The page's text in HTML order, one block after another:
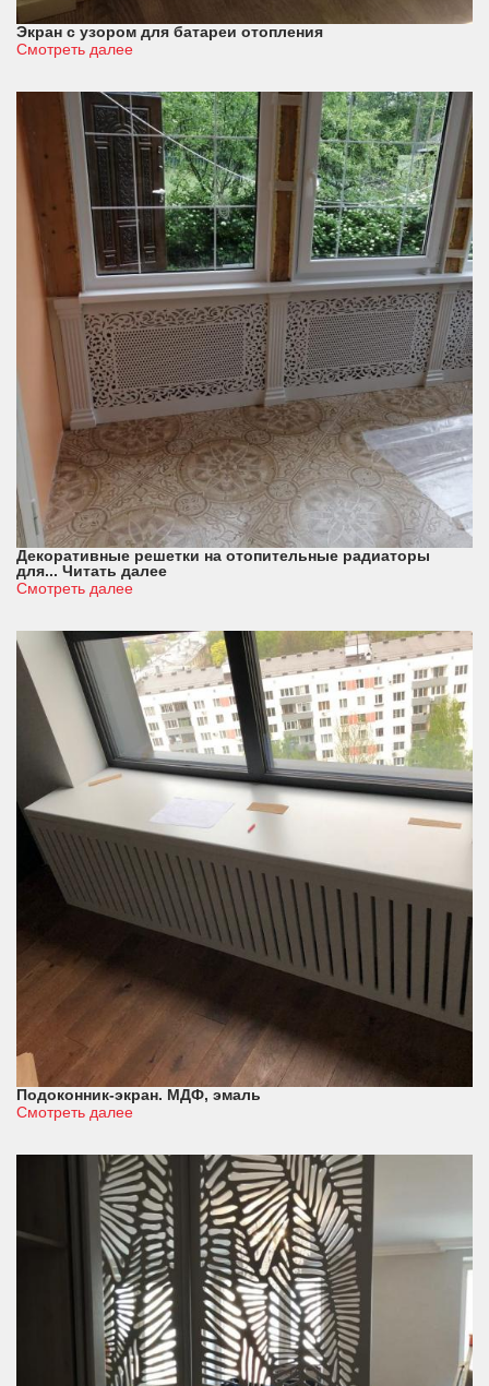
Экран с узором для батареи отопления
Смотреть далее
Декоративные решетки на отопительные радиаторы
для... Читать далее
Смотреть далее
Подоконник-экран. МДФ, эмаль
Смотреть далее